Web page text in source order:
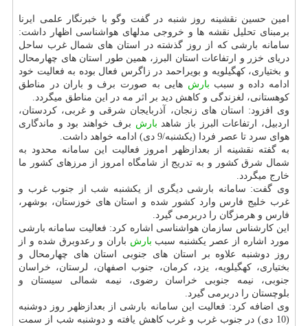
امین حسین نقشینه روز شنبه در گفت وگو با خبرنگار علمی ایرنا
برمبنای تحلیل نقشه ها و خروجی مدلهای هواشناسی اظهار داشت:
سامانه بارشی كه از روز گذشته در استان های شمال غرب ساحل
دریای خزر و ارتفاعات استان البرز، همین طور استان های چهارمحال
و بختیاری، كهگیلویه و بویراحمد در زاگرس فعال بوده به فعالیت خود
ادامه داده و سبب بارش هایی به صورت برف و باران در مناطق
كوهستانی، لغزندگی و كاهش دید بر اثر مه در این مناطق میگردد.
وی افزود: استان های زنجان، آذربایجان شرقی و غربی، كردستان،
اردبیل، ارتفاعات البرز باز شاهد بارش برف خواهند بود و ماندگاری
هوای سرد تا عصر فردا (یكشنبه/9 دی) ادامه خواهد داشت.
به گفته نقشینه از بعدازظهر امروز فعالیت این سامانه محدود به
شمال شرق كشور و به تدریج از شامگاه امروز از مرزهای كشور ما
خارج میگردد.
وی گفت: سامانه بارشی دیگری از یكشنبه شب از جنوب غرب و
غرب خلیج فارس وارد كشور شده و استان های خوزستان، بوشهر،
فارس و هرمزگان را دربرمی گیرد.
این كارشناس سازمان هواشناسی اشاره كرد: فعالیت سامانه بارشی
مورد اشاره از عصر یكشنبه سبب بارش باران و رعدوبرق شده و از
روز دوشنبه علاوه بر استان های جنوبی استان های چهارمحال و
بختیاری، كهگیلویه، یزد، كرمان، جنوب اصفهان، لرستان، خراسان
جنوبی، نیمه جنوبی خراسان رضوی، نیمه شمالی سیستان و
بلوچستان را دربرمی گیرد.
وی اضافه كرد: فعالیت این سامانه بارشی از بعدازظهر روز دوشنبه
(10 دی) در جنوب غرب و غرب كاهش یافته و دوشنبه شب از سمت